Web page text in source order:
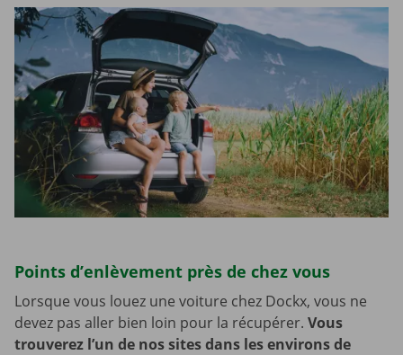
Points d’enlèvement près de chez vous
Lorsque vous louez une voiture chez Dockx, vous ne
devez pas aller bien loin pour la récupérer. Vous
trouverez l’un de nos sites dans les environs de